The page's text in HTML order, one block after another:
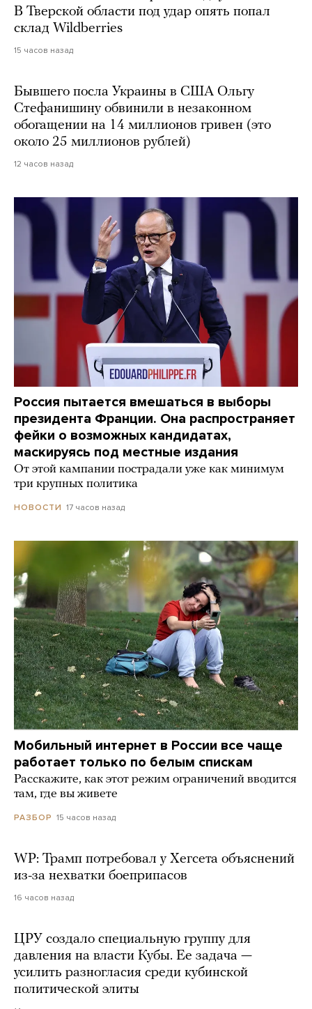
В Тверской области под удар опять попал
склад Wildberries
15 часов назад
Бывшего посла Украины в США Ольгу
Стефанишину обвинили в незаконном
обогащении на 14 миллионов гривен (это
около 25 миллионов рублей)
12 часов назад
Россия пытается вмешаться в выборы
президента Франции. Она распространяет
фейки о возможных кандидатах,
маскируясь под местные издания
От этой кампании пострадали уже как минимум
три крупных политика
НОВОСТИ 17 часов назад
Мобильный интернет в России все чаще
работает только по белым спискам
Расскажите, как этот режим ограничений вводится
там, где вы живете
РАЗБОР 15 часов назад
WP: Трамп потребовал у Хегсета объяснений
из-за нехватки боеприпасов
16 часов назад
ЦРУ создало специальную группу для
давления на власти Кубы. Ее задача —
усилить разногласия среди кубинской
политической элиты